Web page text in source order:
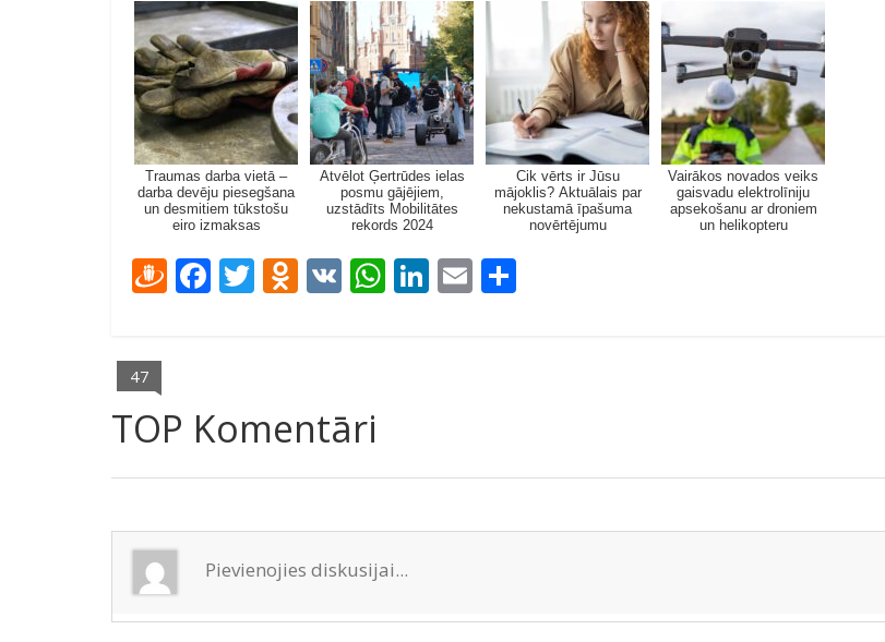
Traumas darba vietā –
darba devēju piesegšana
un desmitiem tūkstošu
eiro izmaksas
Atvēlot Ģertrūdes ielas
posmu gājējiem,
uzstādīts Mobilitātes
rekords 2024
Cik vērts ir Jūsu
mājoklis? Aktuālais par
nekustamā īpašuma
novērtējumu
Vairākos novados veiks
gaisvadu elektrolīniju
apsekošanu ar droniem
un helikopteru
D
e
m
F
o
o
k
T O
kl
as
s
ni
ki
V W
p
Li E
47
TOP Komentāri